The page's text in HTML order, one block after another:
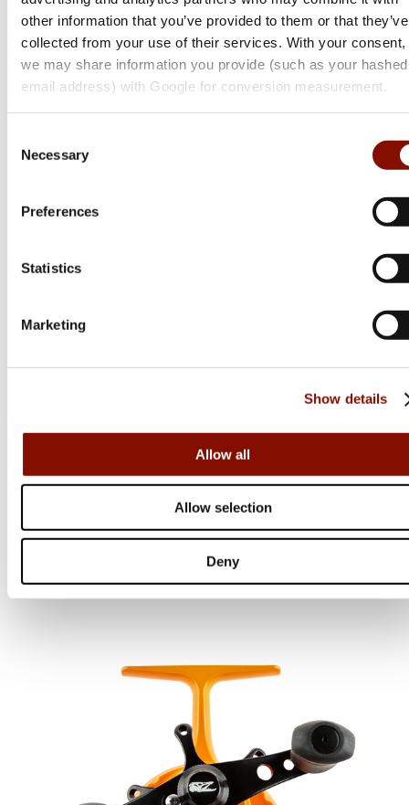
other information that you’ve provided to them or that they’ve
collected from your use of their services. With your consent,
we may share information you provide (such as your hashed
email address) with Google for conversion measurement.
Selection
Necessary
Preferences
Statistics
Marketing
Show details
Allow all
Allow selection
Deny
1 099 kr
Online: Få i lager
Flera varianter
Online: Få i lager